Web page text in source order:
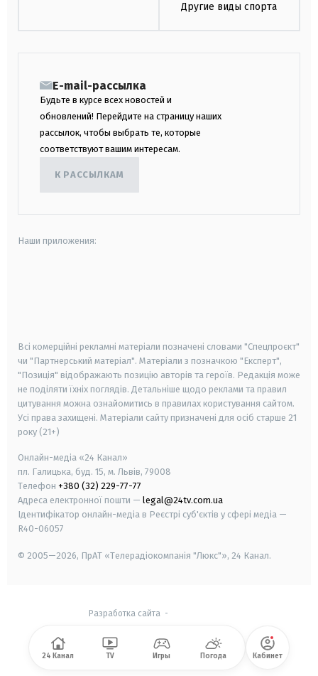
Другие виды спорта
E-mail-рассылка
Будьте в курсе всех новостей и
обновлений! Перейдите на страницу наших
рассылок, чтобы выбрать те, которые
соответствуют вашим интересам.
К РАССЫЛКАМ
Наши приложения:
Всі комерційні рекламні матеріали позначені словами "Спецпроєкт"
чи "Партнерський матеріал". Матеріали з позначкою "Експерт",
"Позиція" відображають позицію авторів та героїв. Редакція може
не поділяти їхніх поглядів. Детальніше щодо реклами та правил
цитування можна ознайомитись в правилах користування сайтом.
Усі права захищені. Матеріали сайту призначені для осіб старше 21
року (21+)
Онлайн-медіа «24 Канал»
пл. Галицька, буд. 15, м. Львів, 79008
Телефон +380 (32) 229-77-77
Адреса електронної пошти — legal@24tv.com.ua
Ідентифікатор онлайн-медіа в Реєстрі суб'єктів у сфері медіа —
R40-06057
© 2005—2026, ПрАТ «Телерадіокомпанія "Люкс"», 24 Канал.
Разработка сайта -
24 Канал TV Игры Погода Кабинет